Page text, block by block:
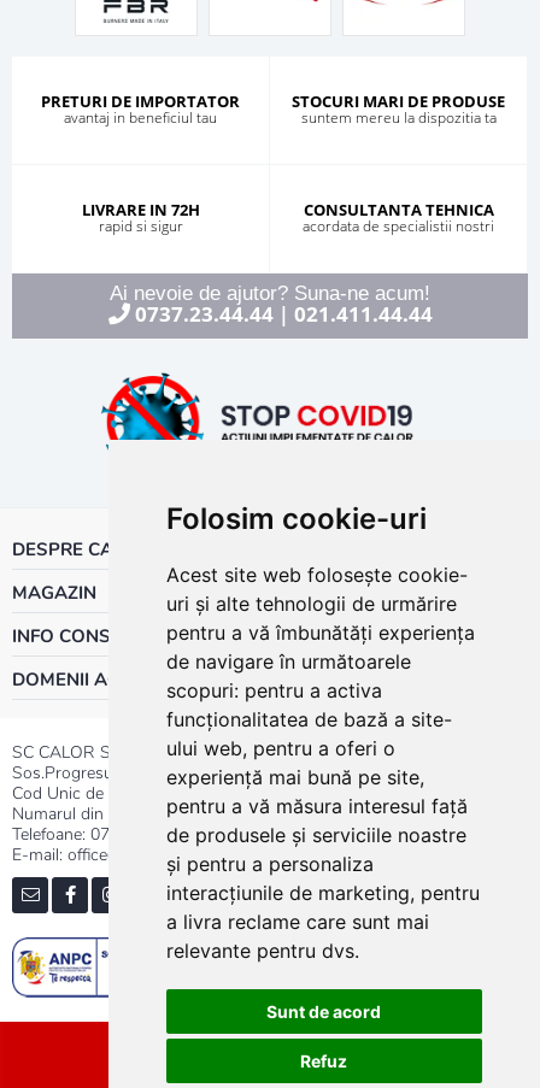
Folosim cookie-uri
Acest site web folosește cookie-
uri și alte tehnologii de urmărire
pentru a vă îmbunătăți experiența
de navigare în următoarele
scopuri: pentru a activa
funcționalitatea de bază a site-
ului web, pentru a oferi o
experiență mai bună pe site,
pentru a vă măsura interesul față
de produsele și serviciile noastre
și pentru a personaliza
interacțiunile de marketing, pentru
a livra reclame care sunt mai
relevante pentru dvs.
Sunt de acord
Refuz
PRETURI DE IMPORTATOR
avantaj in beneficiul tau
STOCURI MARI DE PRODUSE
suntem mereu la dispozitia ta
LIVRARE IN 72H
rapid si sigur
CONSULTANTA TEHNICA
acordata de specialistii nostri
Ai nevoie de ajutor? Suna-ne acum!
0737.23.44.44| 021.411.44.44
DESPRE CALOR
MAGAZIN
INFO CONSUMATOR
DOMENII ACTIVITATE
SC CALOR SRL
Sos.Progresului nr.30-40, Sector 5, Bucuresti
Cod Unic de Inregistrare: RO 3004724
Numarul din Registrul Comertului:J40/13176/1991
Telefoane: 0737.23.44.44|021.411.44.44
E-mail: office@calor.ro